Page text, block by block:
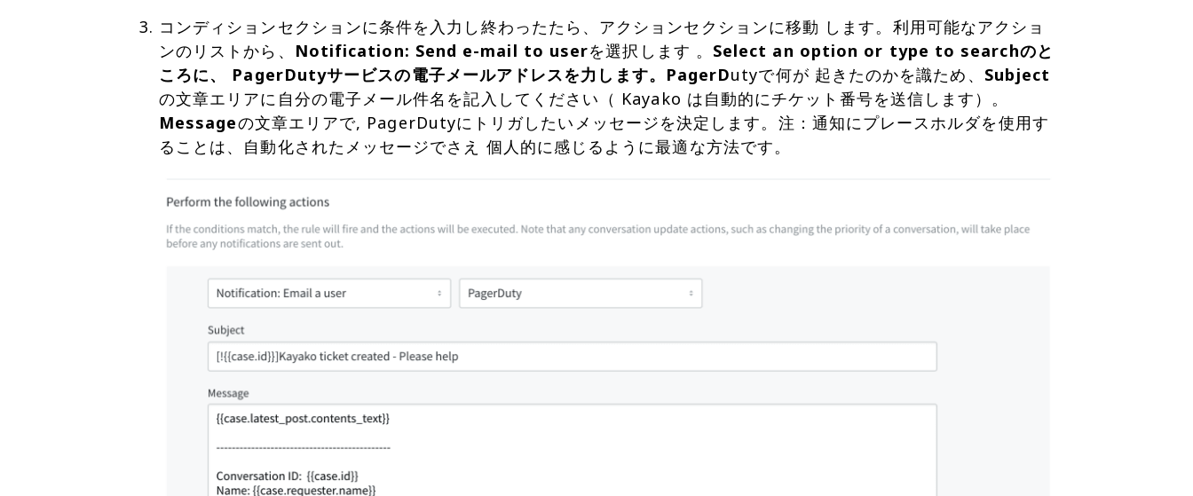
コンディションセクションに条件を入力し終わったたら、アクションセクションに移動 します。利用可能なアクショ
ンのリストから、 Notification: Send e-mail to userを選択します 。 Select an option or type to searchのと
ころに、 PagerDutyサービスの電子メールアドレスを力します。PagerDutyで何が 起きたのかを識ため、 Subject
の文章エリアに自分の電子メール件名を記入してください（ Kayako は自動的にチケット番号を送信します）。
Messageの文章エリアで, PagerDutyにトリガしたいメッセージを決定します。注：通知にプレースホルダを使用す